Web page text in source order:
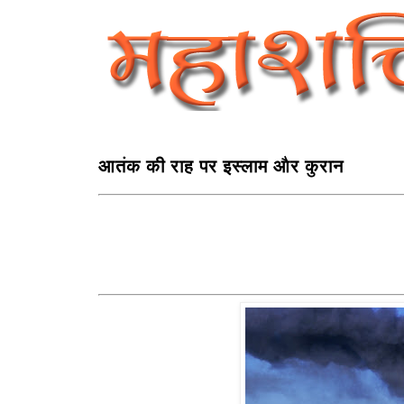
आतंक की राह पर इस्लाम और कुरान